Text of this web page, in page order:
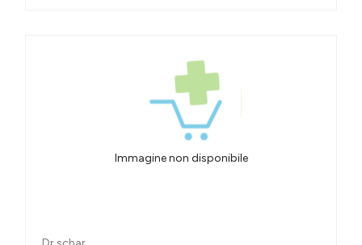
Immagine non disponibile